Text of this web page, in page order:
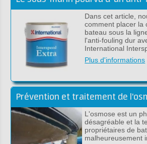
Dans cet article,
comment placer la
bateau sous la
l'anti-fouling dur
International
Plus d'informations
L'osmose est un
désagréable et la
propriétaires de
malheureusement